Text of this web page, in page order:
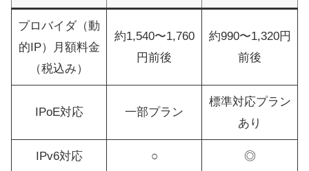
プロバイダ（動
的IP）月額料金
（税込み）
約1,540〜1,760
円前後
約990〜1,320円
前後
IPoE対応 一部プラン
標準対応プラン
あり
IPv6対応 ○ ◎